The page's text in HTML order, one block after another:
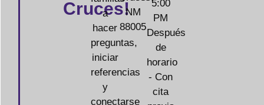
Cruces!
a
hacer
preguntas,
iniciar
referencias
y
conectarse
NM
88005
5:00
PM
Después
de
horario
- Con
cita